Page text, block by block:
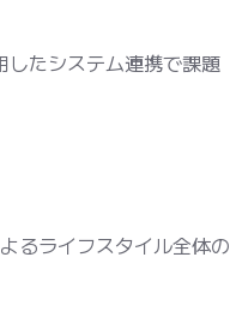
したシステム連携で課題
るライフスタイル全体の